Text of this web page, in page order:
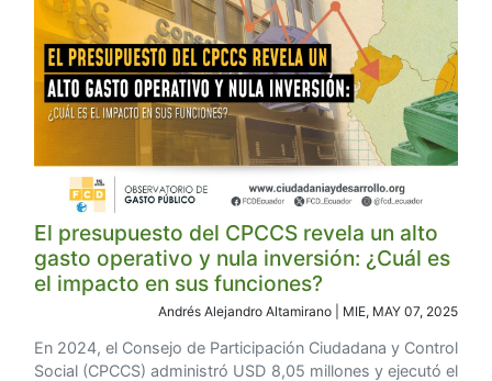
El presupuesto del CPCCS revela un alto
gasto operativo y nula inversión: ¿Cuál es
el impacto en sus funciones?
Andrés Alejandro Altamirano | MIE, MAY 07, 2025
En 2024, el Consejo de Participación Ciudadana y Control
Social (CPCCS) administró USD 8,05 millones y ejecutó el